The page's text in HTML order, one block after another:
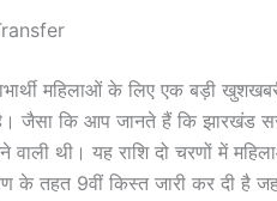
महिलाओं के लिए एक बड़ी
है। जैसा कि आप जानते हैं कि झारखंड
थी। यह राशि दो चरणों में
तहत 9वीं किस्त जारी कर दी है